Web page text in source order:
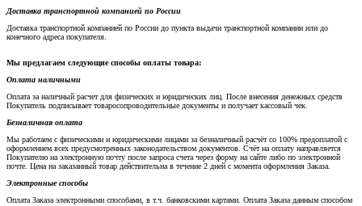
Доставка транспортной компанией по России
Доставка транспортной компанией по России до пункта выдачи транспортной компании или до
конечного адреса покупателя.
Мы предлагаем следующие способы оплаты товара:
Оплата наличными
Оплата за наличный расчет для физических и юридических лиц. После внесения денежных средств
Покупатель подписывает товаросопроводительные документы и получает кассовый чек.
Безналичная оплата
Мы работаем с физическими и юридическими лицами за безналичный расчёт со 100% предоплатой с
оформлением всех предусмотренных законодательством документов. Счёт на оплату направляется
Покупателю на электронную почту после запроса счета через форму на сайте либо по электронной
почте. Цена на заказанный товар действительна в течение 2 дней с момента оформления Заказа.
Электронные способы
Оплата Заказа электронными способами, в т.ч. банковскими картами. Оплата Заказа данным способом